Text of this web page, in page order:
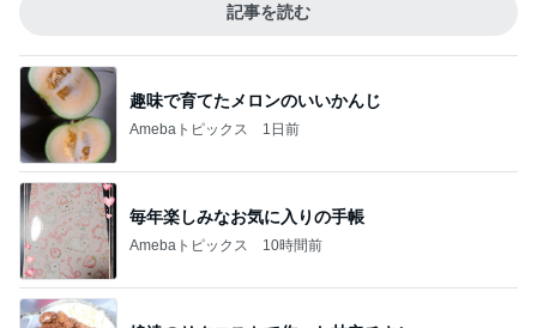
記事を読む
趣味で育てたメロンのいいかんじ
Amebaトピックス 1日前
毎年楽しみなお気に入りの手帳
Amebaトピックス 10時間前